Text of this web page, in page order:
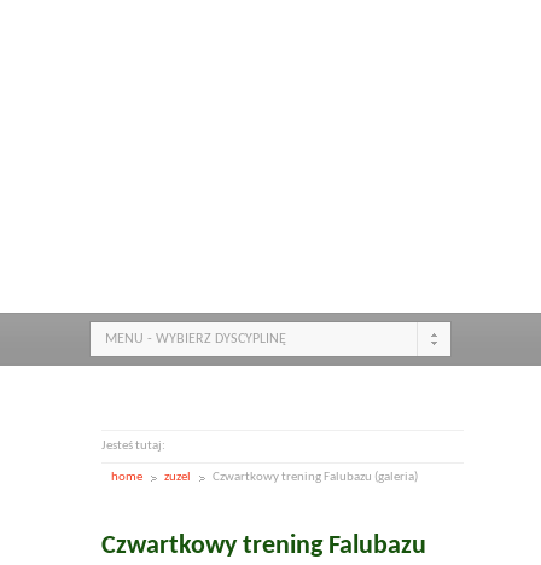
MENU - WYBIERZ DYSCYPLINĘ
Jesteś tutaj:
home zuzel Czwartkowy trening Falubazu (galeria)
Czwartkowy trening Falubazu